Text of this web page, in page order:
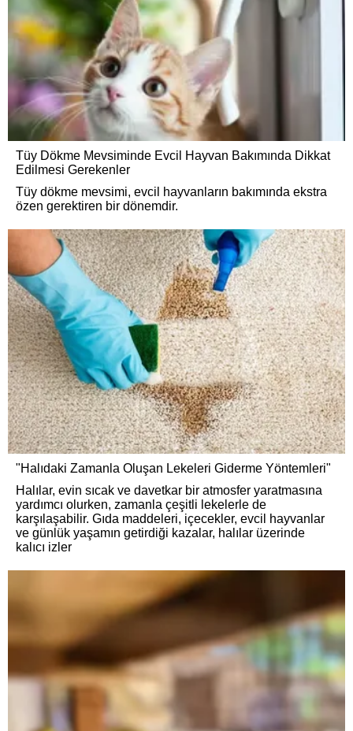
Tüy Dökme Mevsiminde Evcil Hayvan Bakımında Dikkat
Edilmesi Gerekenler
Tüy dökme mevsimi, evcil hayvanların bakımında ekstra
özen gerektiren bir dönemdir.
"Halıdaki Zamanla Oluşan Lekeleri Giderme Yöntemleri"
Halılar, evin sıcak ve davetkar bir atmosfer yaratmasına
yardımcı olurken, zamanla çeşitli lekelerle de
karşılaşabilir. Gıda maddeleri, içecekler, evcil hayvanlar
ve günlük yaşamın getirdiği kazalar, halılar üzerinde
kalıcı izler